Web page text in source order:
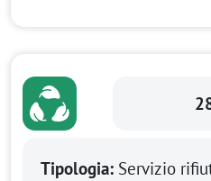
Tipologia: Servizio